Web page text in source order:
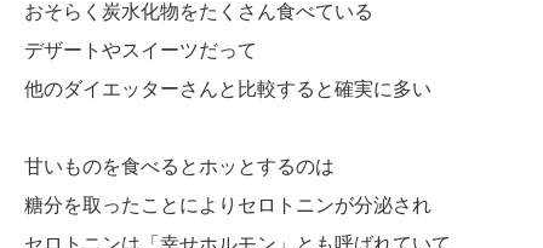
おそらく炭水化物をたくさん食べている
デザートやスイーツだって
他のダイエッターさんと比較すると確実に多い
甘いものを食べるとホッとするのは
糖分を取ったことによりセロトニンが分泌され
セロトニンは「幸せホルモン」とも呼ばれていて